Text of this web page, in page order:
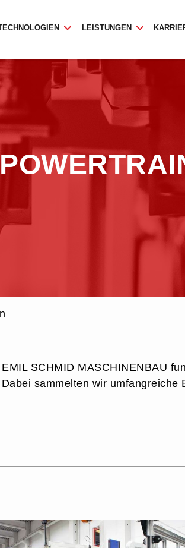
LEISTUNGEN
SCHMID MASCHINENBAU
sammelten wir